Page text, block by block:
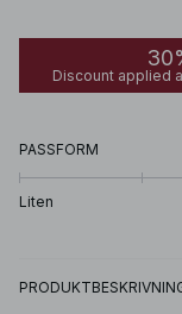
Discount applied
PASSFORM
Liten